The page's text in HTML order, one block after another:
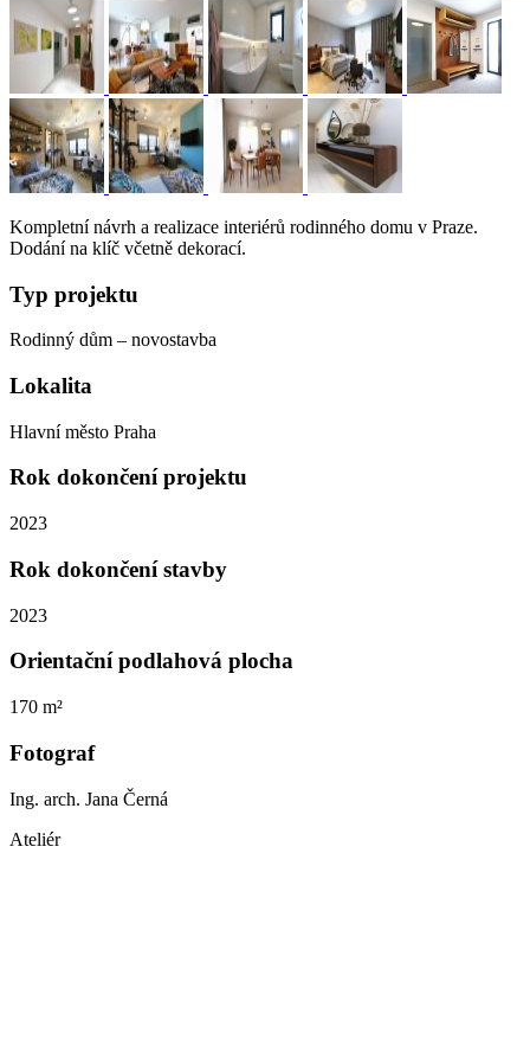
Kompletní návrh a realizace interiérů rodinného domu v Praze.
Dodání na klíč včetně dekorací.
Typ projektu
Rodinný dům – novostavba
Lokalita
Hlavní město Praha
Rok dokončení projektu
2023
Rok dokončení stavby
2023
Orientační podlahová plocha
170 m²
Fotograf
Ing. arch. Jana Černá
Ateliér